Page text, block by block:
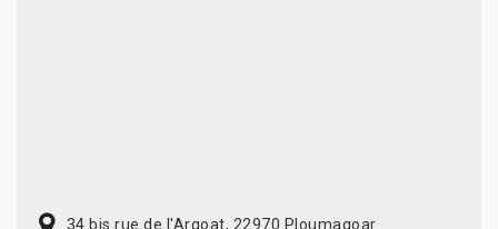
34 bis rue de l'Argoat, 22970 Ploumagoar